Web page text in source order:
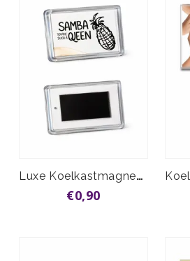
Luxe Koelkastmagneet 35 x 50 mm
€0,90